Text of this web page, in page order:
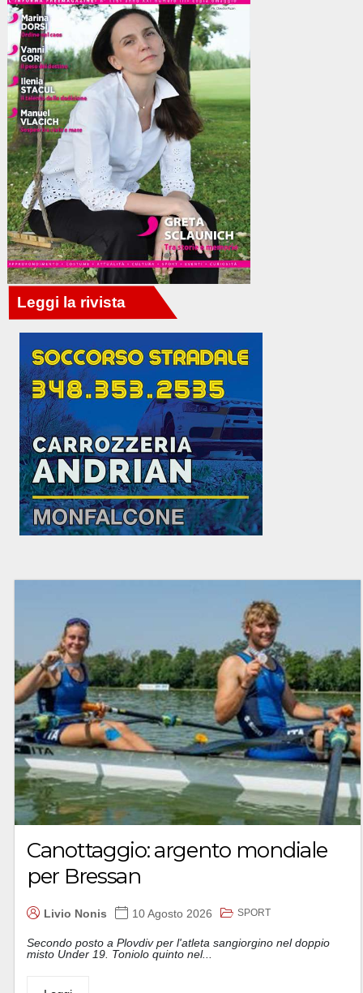
Canottaggio: argento mondiale
per Bressan
Livio Nonis 10 Agosto 2026 SPORT
Secondo posto a Plovdiv per l'atleta sangiorgino nel doppio
misto Under 19. Toniolo quinto nel...